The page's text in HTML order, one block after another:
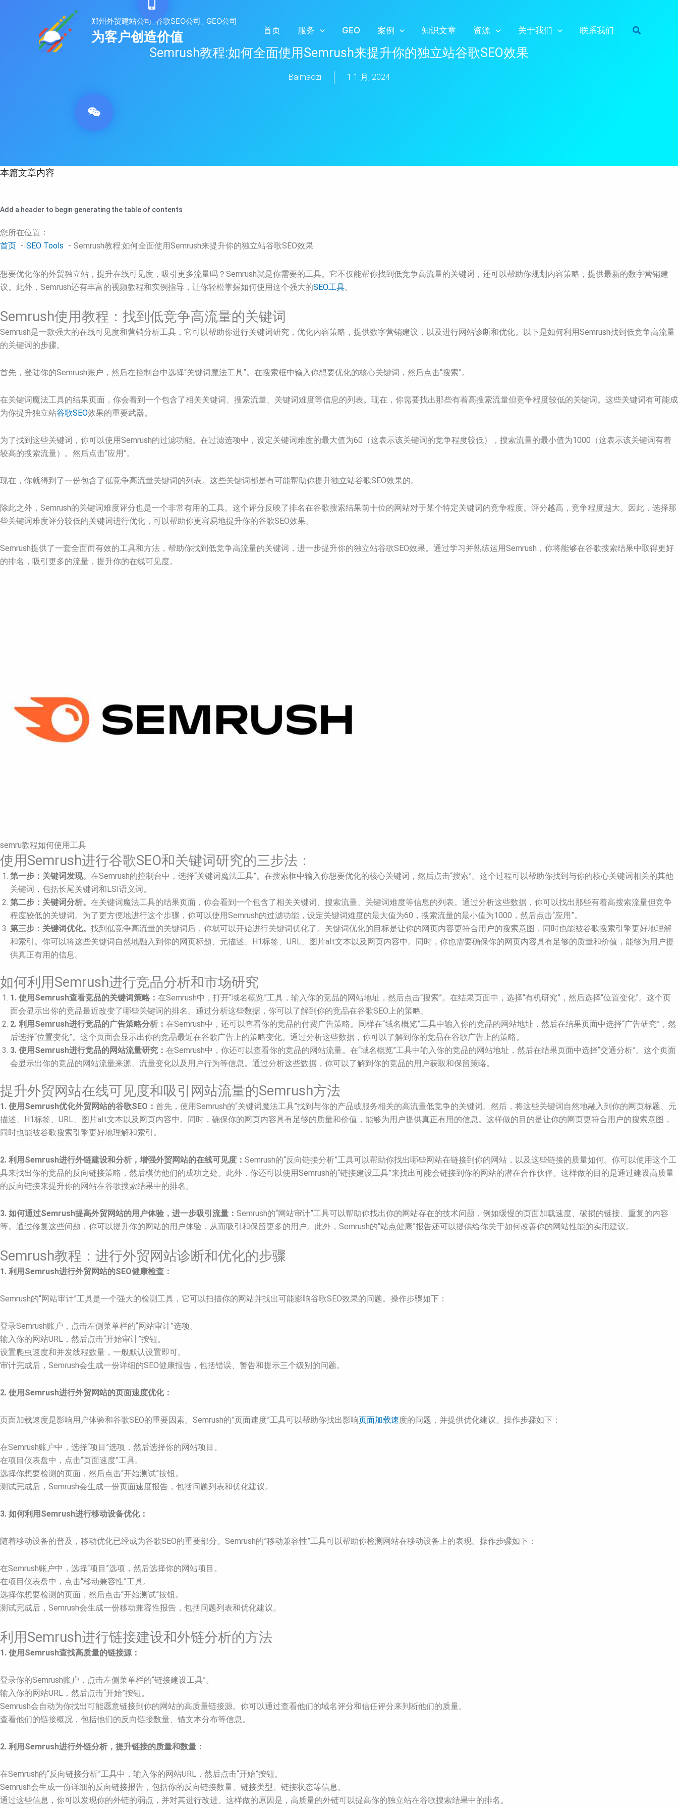
首页 服务 GEO 案例 知识文章 资源 关于我们 联系我们
搜
Semrush教程:如何全面使用Semrush来提升你的独立站谷歌SEO效果
Baimaozi 1 1 月, 2024
本篇文章内容
Add a header to begin generating the table of contents
您所在位置：
首页
SEO Tools Semrush教程:如何全面使用Semrush来提升你的独立站谷歌SEO效果
想要优化你的外贸独立站，提升在线可见度，吸引更多流量吗？Semrush就是你需要的工具。它不仅能帮你找到低竞争高流量的关键词，还可以帮助你规划内容策略，提供最新的数字营销建
议。此外，Semrush还有丰富的视频教程和实例指导，让你轻松掌握如何使用这个强大的SEO工具。
Semrush使用教程：找到低竞争高流量的关键词
Semrush是一款强大的在线可见度和营销分析工具，它可以帮助你进行关键词研究，优化内容策略，提供数字营销建议，以及进行网站诊断和优化。以下是如何利用Semrush找到低竞争高流量
的关键词的步骤。
首先，登陆你的Semrush账户，然后在控制台中选择“关键词魔法工具”。在搜索框中输入你想要优化的核心关键词，然后点击“搜索”。
在关键词魔法工具的结果页面，你会看到一个包含了相关关键词、搜索流量、关键词难度等信息的列表。现在，你需要找出那些有着高搜索流量但竞争程度较低的关键词。这些关键词有可能成
为你提升独立站谷歌SEO效果的重要武器。
为了找到这些关键词，你可以使用Semrush的过滤功能。在过滤选项中，设定关键词难度的最大值为60（这表示该关键词的竞争程度较低），搜索流量的最小值为1000（这表示该关键词有着
较高的搜索流量）。然后点击“应用”。
现在，你就得到了一份包含了低竞争高流量关键词的列表。这些关键词都是有可能帮助你提升独立站谷歌SEO效果的。
除此之外，Semrush的关键词难度评分也是一个非常有用的工具。这个评分反映了排名在谷歌搜索结果前十位的网站对于某个特定关键词的竞争程度。评分越高，竞争程度越大。因此，选择那
些关键词难度评分较低的关键词进行优化，可以帮助你更容易地提升你的谷歌SEO效果。
Semrush提供了一套全面而有效的工具和方法，帮助你找到低竞争高流量的关键词，进一步提升你的独立站谷歌SEO效果。通过学习并熟练运用Semrush，你将能够在谷歌搜索结果中取得更好
的排名，吸引更多的流量，提升你的在线可见度。
semru教程如何使用工具
使用Semrush进行谷歌SEO和关键词研究的三步法：
第一步：关键词发现。 在Semrush的控制台中，选择“关键词魔法工具”。在搜索框中输入你想要优化的核心关键词，然后点击“搜索”。这个过程可以帮助你找到与你的核心关键词相关的其他
关键词，包括长尾关键词和LSI语义词。
第二步：关键词分析。 在关键词魔法工具的结果页面，你会看到一个包含了相关关键词、搜索流量、关键词难度等信息的列表。通过分析这些数据，你可以找出那些有着高搜索流量但竞争
程度较低的关键词。为了更方便地进行这个步骤，你可以使用Semrush的过滤功能，设定关键词难度的最大值为60，搜索流量的最小值为1000，然后点击“应用”。
第三步：关键词优化。 找到低竞争高流量的关键词后，你就可以开始进行关键词优化了。关键词优化的目标是让你的网页内容更符合用户的搜索意图，同时也能被谷歌搜索引擎更好地理解
和索引。你可以将这些关键词自然地融入到你的网页标题、元描述、H1标签、URL、图片alt文本以及网页内容中。同时，你也需要确保你的网页内容具有足够的质量和价值，能够为用户提
供真正有用的信息。
如何利用Semrush进行竞品分析和市场研究
1. 使用Semrush查看竞品的关键词策略： 在Semrush中，打开“域名概览”工具，输入你的竞品的网站地址，然后点击“搜索”。在结果页面中，选择“有机研究”，然后选择“位置变化”。这个页
面会显示出你的竞品最近改变了哪些关键词的排名。通过分析这些数据，你可以了解到你的竞品在谷歌SEO上的策略。
2. 利用Semrush进行竞品的广告策略分析： 在Semrush中，还可以查看你的竞品的付费广告策略。同样在“域名概览”工具中输入你的竞品的网站地址，然后在结果页面中选择“广告研究”，然
后选择“位置变化”。这个页面会显示出你的竞品最近在谷歌广告上的策略变化。通过分析这些数据，你可以了解到你的竞品在谷歌广告上的策略。
3. 使用Semrush进行竞品的网站流量研究： 在Semrush中，你还可以查看你的竞品的网站流量。在“域名概览”工具中输入你的竞品的网站地址，然后在结果页面中选择“交通分析”。这个页面
会显示出你的竞品的网站流量来源、流量变化以及用户行为等信息。通过分析这些数据，你可以了解到你的竞品的用户获取和保留策略。
提升外贸网站在线可见度和吸引网站流量的Semrush方法
1. 使用Semrush优化外贸网站的谷歌SEO： 首先，使用Semrush的“关键词魔法工具”找到与你的产品或服务相关的高流量低竞争的关键词。然后，将这些关键词自然地融入到你的网页标题、元
描述、H1标签、URL、图片alt文本以及网页内容中。同时，确保你的网页内容具有足够的质量和价值，能够为用户提供真正有用的信息。这样做的目的是让你的网页更符合用户的搜索意图，
同时也能被谷歌搜索引擎更好地理解和索引。
2. 利用Semrush进行外链建设和分析，增强外贸网站的在线可见度： Semrush的“反向链接分析”工具可以帮助你找出哪些网站在链接到你的网站，以及这些链接的质量如何。你可以使用这个工
具来找出你的竞品的反向链接策略，然后模仿他们的成功之处。此外，你还可以使用Semrush的“链接建设工具”来找出可能会链接到你的网站的潜在合作伙伴。这样做的目的是通过建设高质量
的反向链接来提升你的网站在谷歌搜索结果中的排名。
3. 如何通过Semrush提高外贸网站的用户体验，进一步吸引流量： Semrush的“网站审计”工具可以帮助你找出你的网站存在的技术问题，例如缓慢的页面加载速度、破损的链接、重复的内容
等。通过修复这些问题，你可以提升你的网站的用户体验，从而吸引和保留更多的用户。此外，Semrush的“站点健康”报告还可以提供给你关于如何改善你的网站性能的实用建议。
Semrush教程：进行外贸网站诊断和优化的步骤
1. 利用Semrush进行外贸网站的SEO健康检查：
Semrush的“网站审计”工具是一个强大的检测工具，它可以扫描你的网站并找出可能影响谷歌SEO效果的问题。操作步骤如下：
登录Semrush账户，点击左侧菜单栏的“网站审计”选项。
输入你的网站URL，然后点击“开始审计”按钮。
设置爬虫速度和并发线程数量，一般默认设置即可。
审计完成后，Semrush会生成一份详细的SEO健康报告，包括错误、警告和提示三个级别的问题。
2. 使用Semrush进行外贸网站的页面速度优化：
页面加载速度是影响用户体验和谷歌SEO的重要因素。Semrush的”页面速度”工具可以帮助你找出影响页面加载速度的问题，并提供优化建议。操作步骤如下：
在Semrush账户中，选择“项目”选项，然后选择你的网站项目。
在项目仪表盘中，点击“页面速度”工具。
选择你想要检测的页面，然后点击“开始测试”按钮。
测试完成后，Semrush会生成一份页面速度报告，包括问题列表和优化建议。
3. 如何利用Semrush进行移动设备优化：
随着移动设备的普及，移动优化已经成为谷歌SEO的重要部分。Semrush的”移动兼容性”工具可以帮助你检测网站在移动设备上的表现。操作步骤如下：
在Semrush账户中，选择“项目”选项，然后选择你的网站项目。
在项目仪表盘中，点击“移动兼容性”工具。
选择你想要检测的页面，然后点击“开始测试”按钮。
测试完成后，Semrush会生成一份移动兼容性报告，包括问题列表和优化建议。
利用Semrush进行链接建设和外链分析的方法
1. 使用Semrush查找高质量的链接源：
登录你的Semrush账户，点击左侧菜单栏的“链接建设工具”。
输入你的网站URL，然后点击“开始”按钮。
Semrush会自动为你找出可能愿意链接到你的网站的高质量链接源。你可以通过查看他们的域名评分和信任评分来判断他们的质量。
查看他们的链接概况，包括他们的反向链接数量、锚文本分布等信息。
2. 利用Semrush进行外链分析，提升链接的质量和数量：
在Semrush的“反向链接分析”工具中，输入你的网站URL，然后点击“开始”按钮。
Semrush会生成一份详细的反向链接报告，包括你的反向链接数量、链接类型、链接状态等信息。
通过这些信息，你可以发现你的外链的弱点，并对其进行改进。这样做的原因是，高质量的外链可以提高你的独立站在谷歌搜索结果中的排名。